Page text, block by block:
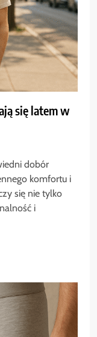
się latem w
dobór
komfortu i
się nie tylko
i